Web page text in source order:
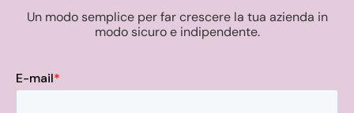
Un modo semplice per far crescere la tua azienda in
modo sicuro e indipendente.